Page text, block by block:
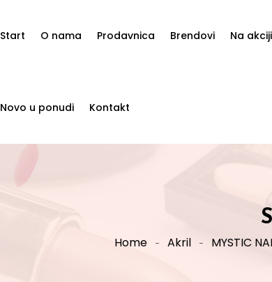
Start O nama Prodavnica Brendovi Na akciji
Novo u ponudi Kontakt
Home Akril MYSTIC